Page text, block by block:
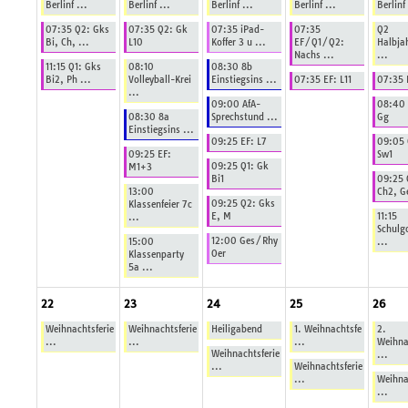
Berlinf ...
07:35 Q2: Gks
Bi, Ch, ...
11:15 Q1: Gks
Bi2, Ph ...
Berlinf ...
07:35 Q2: Gk
L10
08:10
Volleyball-Krei
...
08:30 8a
Einstiegsins ...
09:25 EF:
M1+3
13:00
Klassenfeier 7c
...
15:00
Klassenparty
5a ...
Berlinf ...
07:35 iPad-
Koffer 3 u ...
08:30 8b
Einstiegsins ...
09:00 AfA-
Sprechstund ...
09:25 EF: L7
09:25 Q1: Gk
Bi1
09:25 Q2: Gks
E, M
12:00 Ges/Rhy
Oer
Berlinf ...
07:35
EF/Q1/Q2:
Nachs ...
07:35 EF: L11
Q2
...
07:35
08:40
Gg
09:05
Sw1
09:25
Ch2,
11:15
...
22
Weihnachtsferie
...
23
Weihnachtsferie
...
24
Heiligabend
Weihnachtsferie
...
25
1. Weihnachtsfe
...
Weihnachtsferie
...
26
2.
...
...